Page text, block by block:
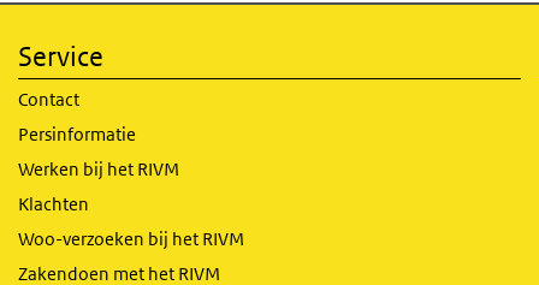
Service
Contact
Persinformatie
Werken bij het RIVM
Klachten
Woo-verzoeken bij het RIVM
Zakendoen met het RIVM